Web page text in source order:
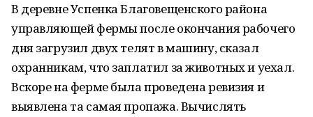
В деревне Успенка Благовещенского района
управляющей фермы после окончания рабочего
дня загрузил двух телят в машину, сказал
охранникам, что заплатил за животных и уехал.
Вскоре на ферме была проведена ревизия и
выявлена та самая пропажа. Вычислять